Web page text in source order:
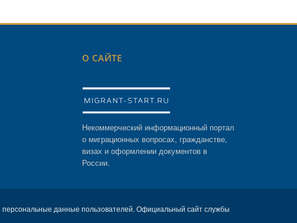
О САЙТЕ
Некоммерческий информационный портал
о миграционных вопросах, гражданстве,
визах и оформлении документов в
России.
данные пользователей. Официальный сайт службы